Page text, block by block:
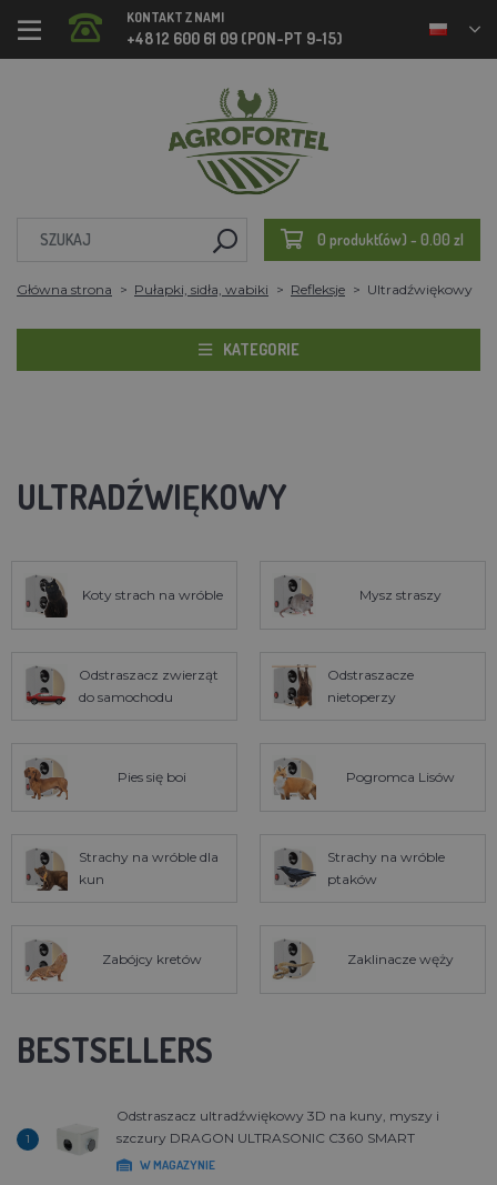
KONTAKT Z NAMI
+48 12 600 61 09 (PON-PT 9-15)
0 produkt(ów) - 0.00 zl
Główna strona Pułapki, sidła, wabiki Refleksje Ultradźwiękowy
KATEGORIE
ULTRADŹWIĘKOWY
Koty strach na wróble Mysz straszy
Odstraszacz zwierząt
do samochodu
Odstraszacze
nietoperzy
Pies się boi Pogromca Lisów
Strachy na wróble dla
kun
Strachy na wróble
ptaków
Zabójcy kretów Zaklinacze węży
BESTSELLERS
1
Odstraszacz ultradźwiękowy 3D na kuny, myszy i
szczury DRAGON ULTRASONIC C360 SMART
W MAGAZYNIE